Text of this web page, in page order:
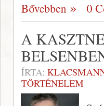
Bővebben 0
A
ÍRTA:
TÖRTÉNELEM